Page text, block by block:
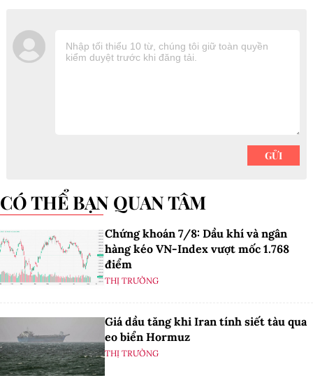
CÓ THỂ BẠN QUAN TÂM
Chứng khoán 7/8: Dầu khí và ngân
hàng kéo VN-Index vượt mốc 1.768
điểm
THỊ TRƯỜNG
Giá dầu tăng khi Iran tính siết tàu qua
eo biển Hormuz
THỊ TRƯỜNG